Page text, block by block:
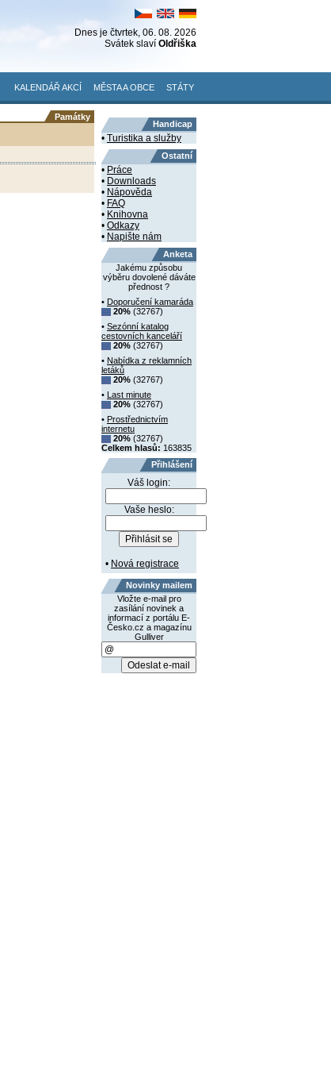
Dnes je čtvrtek, 06. 08. 2026
Svátek slaví Oldřiška
KALENDÁŘ AKCÍ MĚSTA A OBCE STÁTY
Památky
Handicap
• Turistika a služby
Ostatní
• Práce
• Downloads
• Nápověda
• FAQ
• Knihovna
• Odkazy
• Napište nám
Anketa
Jakému způsobu
výběru dovolené dáváte
přednost ?
• Doporučení kamaráda
20% (32767)
• Sezónní katalog
cestovních kanceláří
20% (32767)
• Nabídka z reklamních
letáků
20% (32767)
•
Last minute
20% (32767)
• Prostřednictvím
internetu
20% (32767)
Celkem hlasů: 163835
Přihlášení
Váš login:
Vaše heslo:
• Nová registrace
Novinky mailem
Vložte e-mail pro
zasílání novinek a
informací z portálu E-
Česko.cz a magazínu
Gulliver